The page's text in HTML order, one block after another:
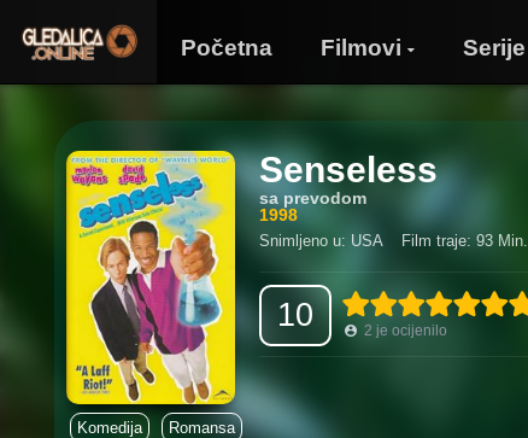
Početna Filmovi Serije
Senseless
sa prevodom
1998
Snimljeno u: USA Film traje: 93 Min.
10 2 je ocijenilo
Komedija Romansa